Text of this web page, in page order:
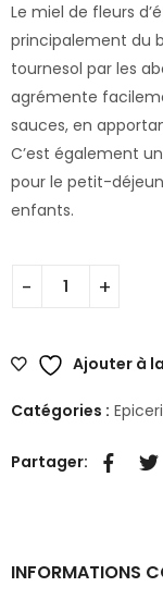
Le miel de fleurs
principalement du
tournesol par les
agrémente
sauces, en
C’est également
pour le petit-
enfants.
Ajouter à
Catégories :
Partager:
INFORMATIONS